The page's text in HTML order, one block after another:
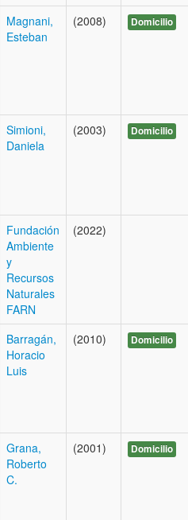
Magnani,
Esteban
(2008) Domicilio
Simioni,
Daniela
(2003) Domicilio
Fundación
Ambiente
y
Recursos
Naturales
FARN
(2022)
Barragán,
Horacio
Luis
(2010) Domicilio
Grana,
Roberto
C.
(2001) Domicilio